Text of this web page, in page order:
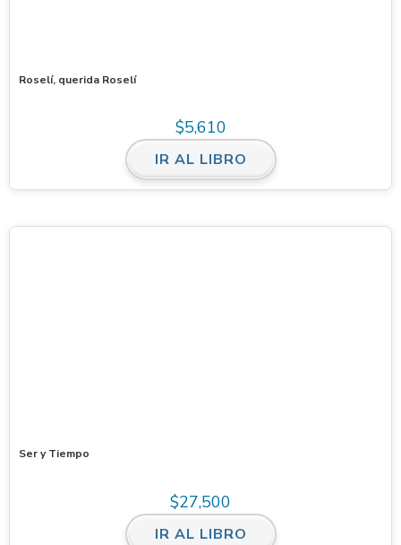
Roselí, querida Roselí
$5,610
IR AL LIBRO
Ser y Tiempo
$27,500
IR AL LIBRO